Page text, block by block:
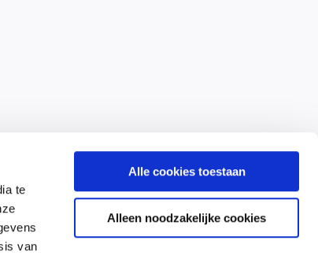
te
van
Alle cookies toestaan
Alleen noodzakelijke cookies